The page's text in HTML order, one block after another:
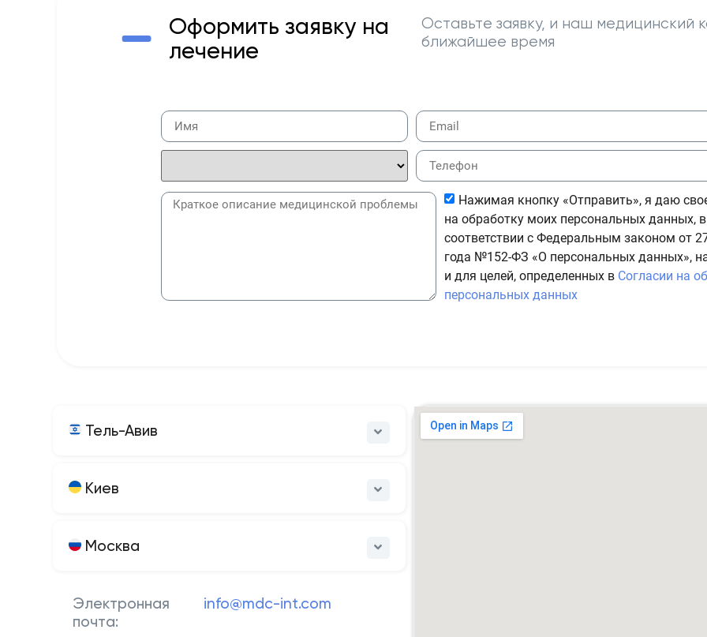
Оформить заявку на
лечение
Оставьте заявку, и наш медицинский
ближайшее время
Нажимая кнопку «Отправить», я даю
на обработку моих персональных данных, в
соответствии с Федеральным законом от
года №152-ФЗ «О персональных данных»,
и для целей, определенных в Согласии на
персональных данных
Тель-Авив
Киев
Москва
Электронная
почта:
info@mdc-int.com